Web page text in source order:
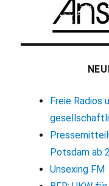
Freie Radios
Potsdam ab
Unsexing FM